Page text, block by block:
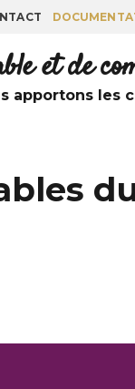
et de
apportons les